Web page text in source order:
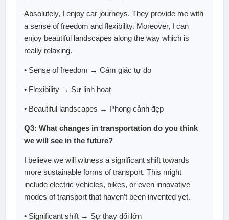
Absolutely, I enjoy car journeys. They provide me with
a sense of freedom and flexibility. Moreover, I can
enjoy beautiful landscapes along the way which is
really relaxing.
• Sense of freedom → Cảm giác tự do
• Flexibility → Sự linh hoạt
• Beautiful landscapes → Phong cảnh đẹp
Q3: What changes in transportation do you think
we will see in the future?
I believe we will witness a significant shift towards
more sustainable forms of transport. This might
include electric vehicles, bikes, or even innovative
modes of transport that haven’t been invented yet.
• Significant shift → Sự thay đổi lớn